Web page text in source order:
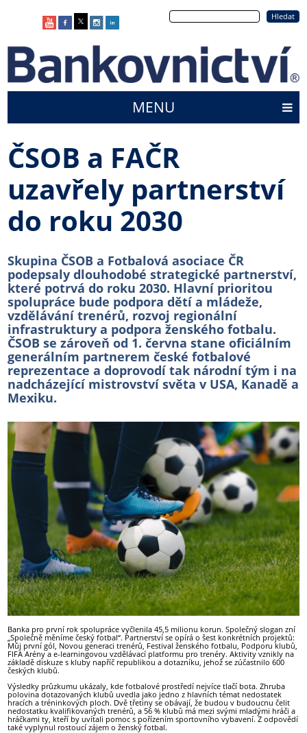
Hledat
menu
MENU
ČSOB a FAČR
uzavřely partnerství
do roku 2030
Skupina ČSOB a Fotbalová asociace ČR
podepsaly dlouhodobé strategické partnerství,
které potrvá do roku 2030. Hlavní prioritou
spolupráce bude podpora dětí a mládeže,
vzdělávání trenérů, rozvoj regionální
infrastruktury a podpora ženského fotbalu.
ČSOB se zároveň od 1. června stane oficiálním
generálním partnerem české fotbalové
reprezentace a doprovodí tak národní tým i na
nadcházející mistrovství světa v USA, Kanadě a
Mexiku.
Banka pro první rok spolupráce vyčlenila 45,5 milionu korun. Společný slogan zní
„Společně měníme český fotbal“. Partnerství se opírá o šest konkrétních projektů:
Můj první gól, Novou generaci trenérů, Festival ženského fotbalu, Podporu klubů,
FIFA Arény a e-learningovou vzdělávací platformu pro trenéry. Aktivity vznikly na
základě diskuze s kluby napříč republikou a dotazníku, jehož se zúčastnilo 600
českých klubů.
Výsledky průzkumu ukázaly, kde fotbalové prostředí nejvíce tlačí bota. Zhruba
polovina dotazovaných klubů uvedla jako jedno z hlavních témat nedostatek
hracích a tréninkových ploch. Dvě třetiny se obávají, že budou v budoucnu čelit
nedostatku kvalifikovaných trenérů, a 56 % klubů má mezi svými mladými hráči a
hráčkami ty, kteří by uvítali pomoc s pořízením sportovního vybavení. Z odpovědí
také vyplynul rostoucí zájem o ženský fotbal.